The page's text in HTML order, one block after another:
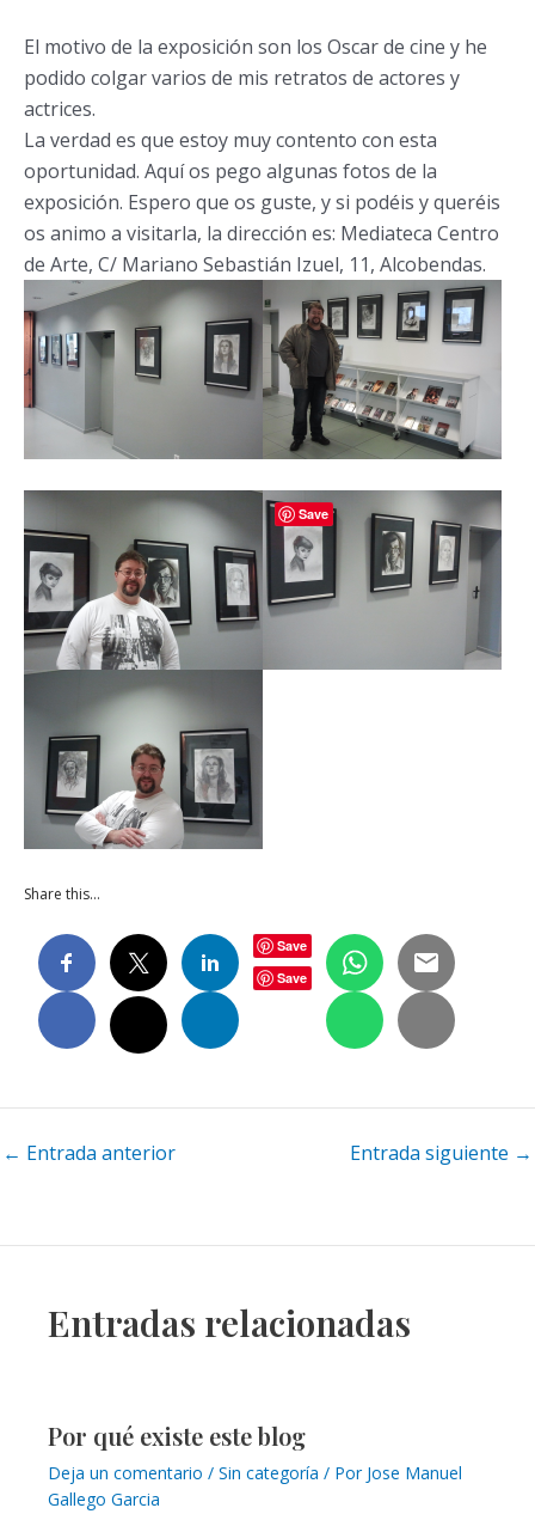
El motivo de la exposición son los Oscar de cine y he
podido colgar varios de mis retratos de actores y
actrices.
La verdad es que estoy muy contento con esta
oportunidad. Aquí os pego algunas fotos de la
exposición. Espero que os guste, y si podéis y queréis
os animo a visitarla, la dirección es: Mediateca Centro
de Arte, C/ Mariano Sebastián Izuel, 11, Alcobendas.
Share this…
Save
Save
Navegación
← Entrada anterior Entrada siguiente →
Entradas relacionadas
Por qué existe este blog
Deja un comentario / Sin categoría / Por Jose Manuel
Gallego Garcia
Save